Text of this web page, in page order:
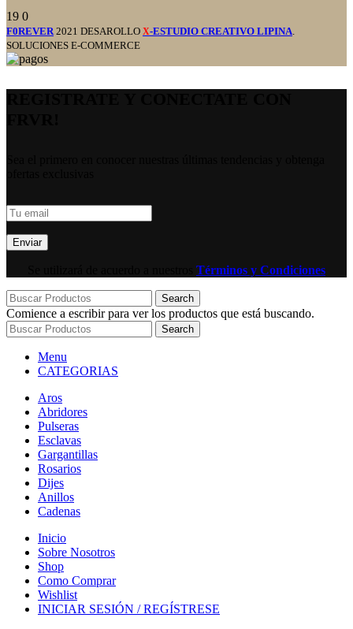
19 0
F0REVER 2021 DESAROLLO X-ESTUDIO CREATIVO LIPINA
SOLUCIONES E-COMMERCE
Términos y Condiciones
Search
Comience a escribir para ver los productos que está buscando.
Search
Menu
CATEGORIAS
Aros
Abridores
Pulseras
Esclavas
Gargantillas
Rosarios
Dijes
Anillos
Cadenas
Inicio
Sobre Nosotros
Shop
Como Comprar
Wishlist
INICIAR SESIÓN / REGÍSTRESE